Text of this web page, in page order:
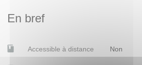
En bref
Accessible à distance Non